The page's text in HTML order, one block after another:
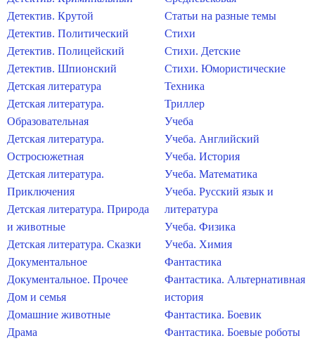
Детектив. Крутой
Детектив. Политический
Детектив. Полицейский
Детектив. Шпионский
Детская литература
Детская литература.
Образовательная
Детская литература.
Остросюжетная
Детская литература.
Приключения
Детская литература. Природа
и животные
Детская литература. Сказки
Документальное
Документальное. Прочее
Дом и семья
Домашние животные
Драма
Статьи на разные темы
Стихи
Стихи. Детские
Стихи. Юмористические
Техника
Триллер
Учеба
Учеба. Английский
Учеба. История
Учеба. Математика
Учеба. Русский язык и
литература
Учеба. Физика
Учеба. Химия
Фантастика
Фантастика. Альтернативная
история
Фантастика. Боевик
Фантастика. Боевые роботы